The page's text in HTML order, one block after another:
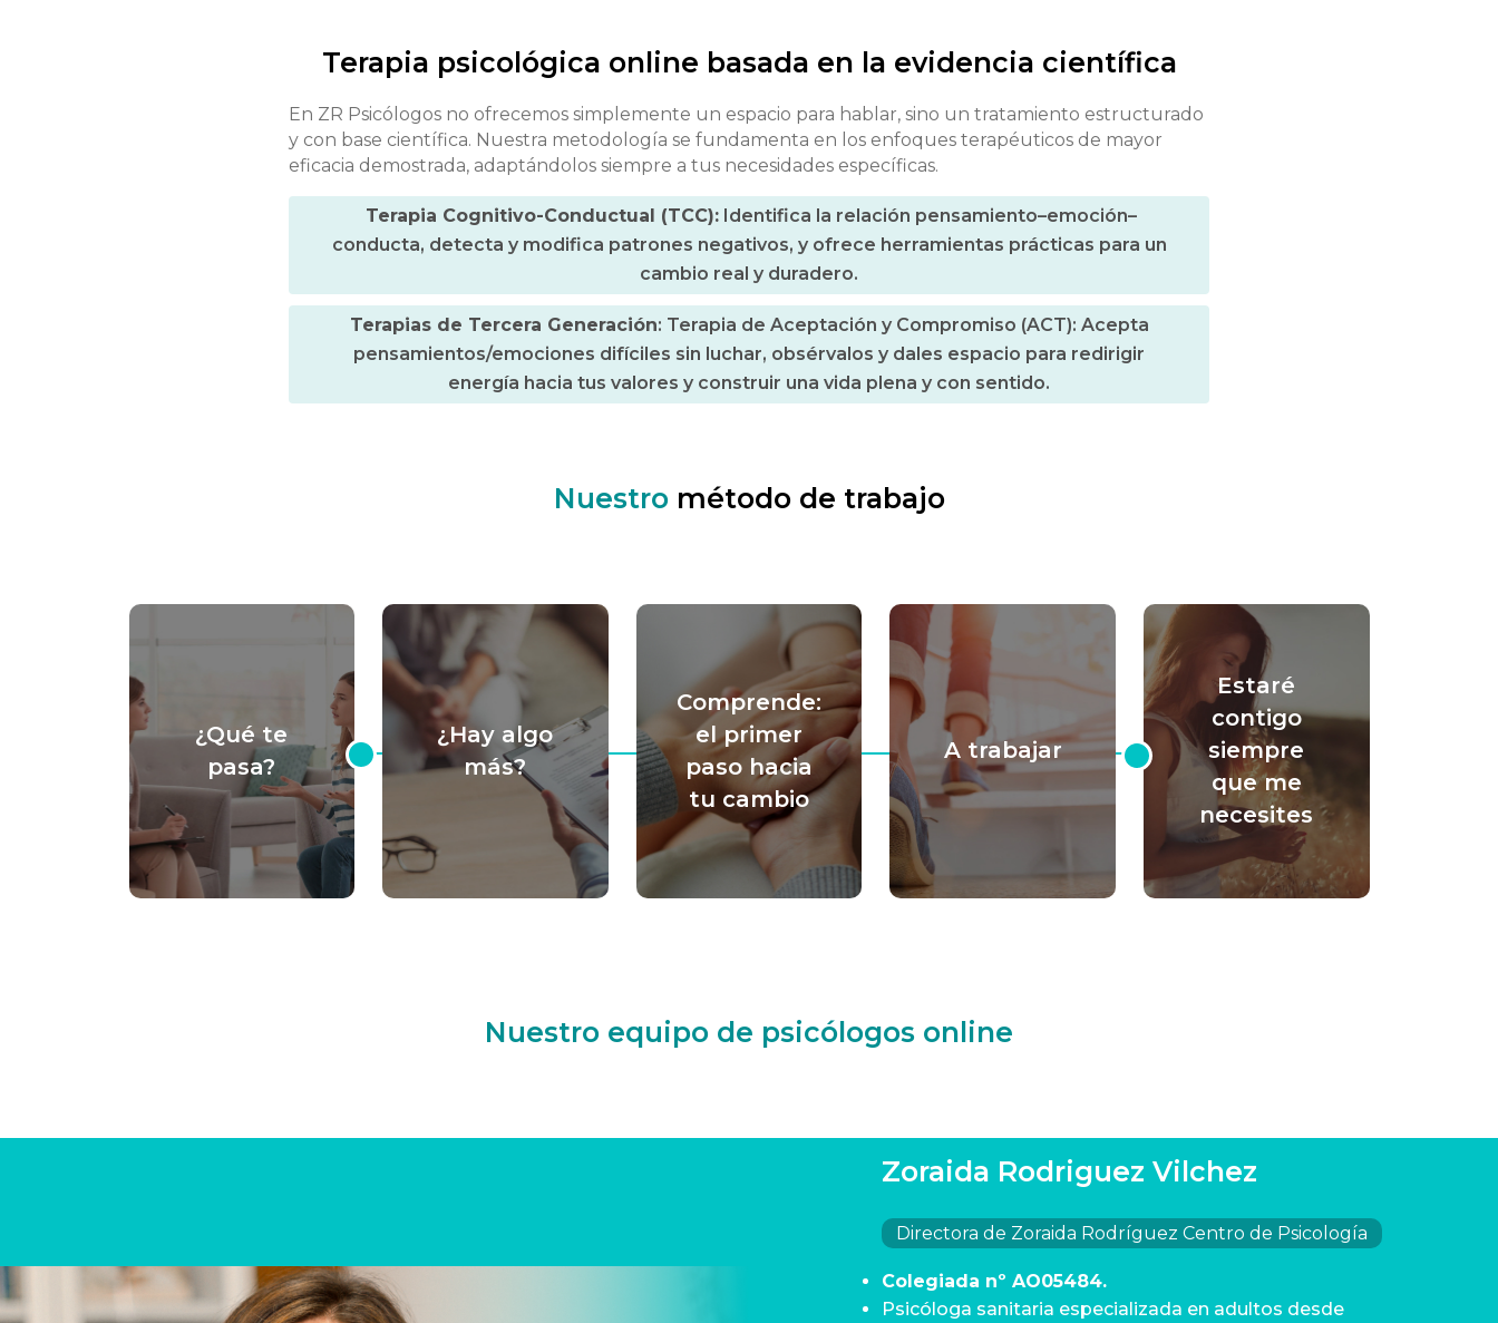
Terapia psicológica online basada en la evidencia científica
En ZR Psicólogos no ofrecemos simplemente un espacio para hablar, sino un tratamiento estructurado
y con base científica. Nuestra metodología se fundamenta en los enfoques terapéuticos de mayor
eficacia demostrada, adaptándolos siempre a tus necesidades específicas.
Terapia Cognitivo-Conductual (TCC): Identifica la relación pensamiento–emoción–
conducta, detecta y modifica patrones negativos, y ofrece herramientas prácticas para un
cambio real y duradero.
Terapias de Tercera Generación: Terapia de Aceptación y Compromiso (ACT): Acepta
pensamientos/emociones difíciles sin luchar, obsérvalos y dales espacio para redirigir
energía hacia tus valores y construir una vida plena y con sentido.
Nuestrométodo de trabajo
¿Qué te
pasa?
¿Hay algo
más?
Comprende:
el primer
paso hacia
tu cambio
A trabajar
Estaré
contigo
siempre
que me
necesites
Nuestro equipo de psicólogos online
Zoraida Rodriguez Vilchez
Directora de Zoraida Rodríguez Centro de Psicología
Colegiada nº AO05484.
Psicóloga sanitaria especializada en adultos desde